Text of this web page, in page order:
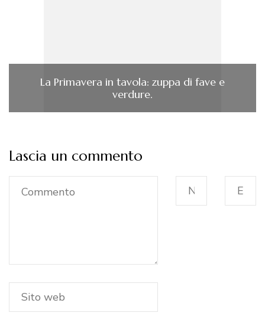
La Primavera in tavola: zuppa di fave e
verdure.
Lascia un commento